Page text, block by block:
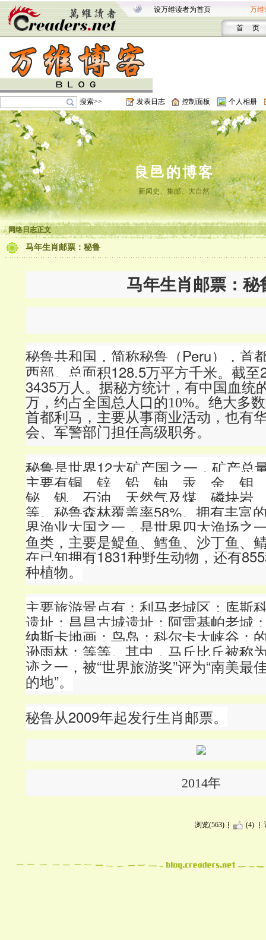
设万维读者为首页 万维
首 页
搜索>> 发表日志 控制面板 个人相册
良邑的博客
新闻史、集邮、大自然
网络日志正文
马年生肖邮票：秘鲁
马年生肖邮票：秘
秘鲁共和国， 简称秘鲁（Peru） ，首
西部。 总面积128.5万平方千米。截
3435万人。
据秘方统计，有中国血统
万，约占全国总人口的10%。绝大多
首都利马，主要从事商业活动，也有
会、军警部门担任高级职务。
秘鲁是世界12大矿产国之一，矿产总
主要有铜、锌、铅、铀、汞、金、钼
铋、钒、石油、天然气及煤、磷块岩
等。 秘鲁森林覆盖率58%。拥有丰富
界渔业大国之一，是世界四大渔场之
鱼类，主要是鳀鱼、鳕鱼、沙丁鱼、
在已知拥有1831种野生动物，还有
种植物。
主要旅游景点有：利马老城区；库斯
遗址；昌昌古城遗址；阿雷基帕老城
纳斯卡地画；鸟岛；科尔卡大峡谷；
逊雨林；等等。其中，马丘比丘被称
迹之一，被“世界旅游奖”评为“南美最
的地”。
秘鲁从2009年起发行生肖邮票。
2014年
浏览(563) (4)